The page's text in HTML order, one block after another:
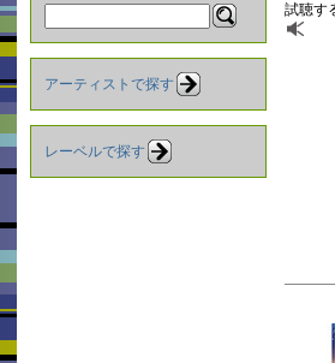
アーティストで探す
レーベルで探す
試聴す